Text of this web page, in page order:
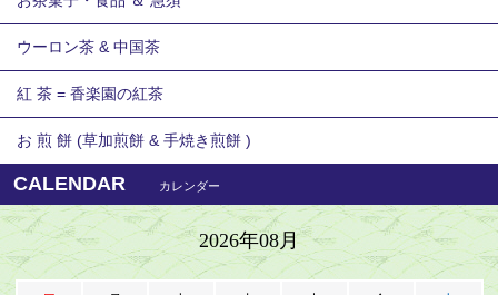
ウーロン茶 & 中国茶
紅 茶 = 香楽園の紅茶
お 煎 餅 (草加煎餅 & 手焼き煎餅 )
CALENDAR カレンダー
2026年08月